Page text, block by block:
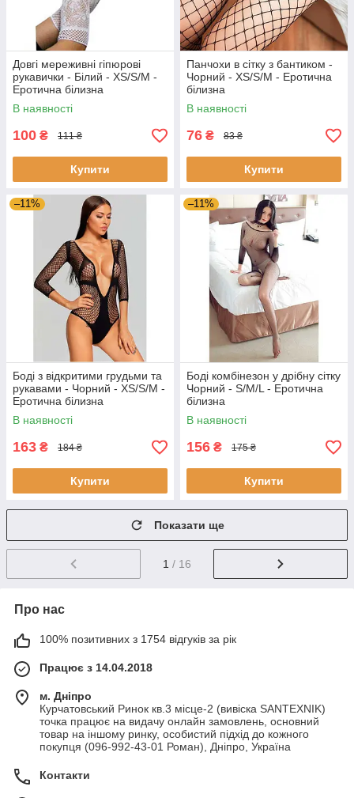
Довгі мереживні гіпюрові
рукавички - Білий - XS/S/M -
Еротична білизна
В наявності
100 ₴ 111 ₴
Купити
Панчохи в сітку з бантиком -
Чорний - XS/S/М - Еротична
білизна
В наявності
76 ₴ 83 ₴
Купити
–11%
Боді з відкритими грудьми та
рукавами - Чорний - XS/S/M -
Еротична білизна
В наявності
163 ₴ 184 ₴
Купити
–11%
Боді комбінезон у дрібну сітку
Чорний - S/M/L - Еротична
білизна
В наявності
156 ₴ 175 ₴
Купити
Показати ще
1 / 16
Про нас
100% позитивних з 1754 відгуків за рік
Працює з 14.04.2018
м. Дніпро
Курчатовський Ринок кв.3 місце-2 (вивіска SANTEXNIK)
точка працює на видачу онлайн замовлень, основний
товар на іншому ринку, особистий підхід до кожного
покупця (096-992-43-01 Роман), Дніпро, Україна
Контакти